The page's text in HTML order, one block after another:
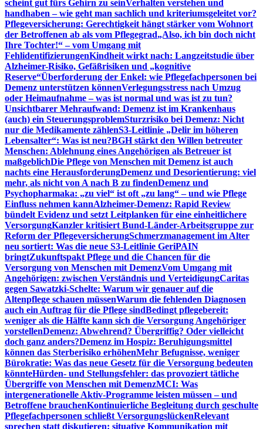
scheint gut fürs Gehirn zu seinVerhalten verstehen und
handhaben – wie geht man sachlich und kriteriumsgeleitet vor?
Pflegeversicherung: Gerechtigkeit hängt stärker vom Wohnort
der Betroffenen ab als vom Pflegegrad„Also, ich bin doch nicht
Ihre Tochter!“ – vom Umgang mit
FehlidentifizierungenKindheit wirkt nach: Langzeitstudie über
Alzheimer-Risiko, Gefäßrisiken und „kognitive
Reserve“Überforderung der Enkel: wie Pflegefachpersonen bei
Demenz unterstützen könnenVerlegungsstress nach Umzug
oder Heimaufnahme – was ist normal und was ist zu tun?
Unsichtbarer Mehraufwand: Demenz ist im Krankenhaus
(auch) ein SteuerungsproblemSturzrisiko bei Demenz: Nicht
nur die Medikamente zählenS3-Leitlinie „Delir im höheren
Lebensalter“: Was ist neu?BGH stärkt den Willen betreuter
Menschen: Ablehnung eines Angehörigen als Betreuer ist
maßgeblichDie Pflege von Menschen mit Demenz ist auch
nachts eine HerausforderungDemenz und Desorientierung: viel
mehr, als nicht von A nach B zu findenDemenz und
Psychopharmaka: „zu viel“ ist oft „zu lang“ – und wie Pflege
Einfluss nehmen kannAlzheimer-Demenz: Rapid Review
bündelt Evidenz und setzt Leitplanken für eine einheitlichere
VersorgungKanzler kritisiert Bund-Länder-Arbeitsgruppe zur
Reform der PflegeversicherungSchmerzmanagement im Alter
neu sortiert: Was die neue S3-Leitlinie GeriPAIN
bringtZukunftspakt Pflege und die Chancen für die
Versorgung von Menschen mit DemenzVom Umgang mit
Angehörigen: zwischen Verständnis und VerteidigungCaritas
gegen Sawatzki-Schelte: Warum wir genauer auf die
Altenpflege schauen müssenWarum die fehlenden Diagnosen
auch ein Auftrag für die Pflege sindBedingt pflegebereit:
weniger als die Hälfte kann sich die Versorgung Angehöriger
vorstellenDemenz: Abwehrend? Übergriffig? Oder vielleicht
doch ganz anders?Demenz im Hospiz: Beruhigungsmittel
können das Sterberisiko erhöhenMehr Befugnisse, weniger
Bürokratie: Was das neue Gesetz für die Versorgung bedeuten
könnteHürden- und Stellungsfehler: das provoziert tätliche
Übergriffe von Menschen mit DemenzMCI: Was
intergenerationelle Aktiv-Programme leisten müssen – und
Betroffene brauchenKontinuierliche Begleitung durch geschulte
Pflegefachpersonen schließt VersorgungslückenRelevant
sprechen statt diskutieren: situative Kommunikation mit